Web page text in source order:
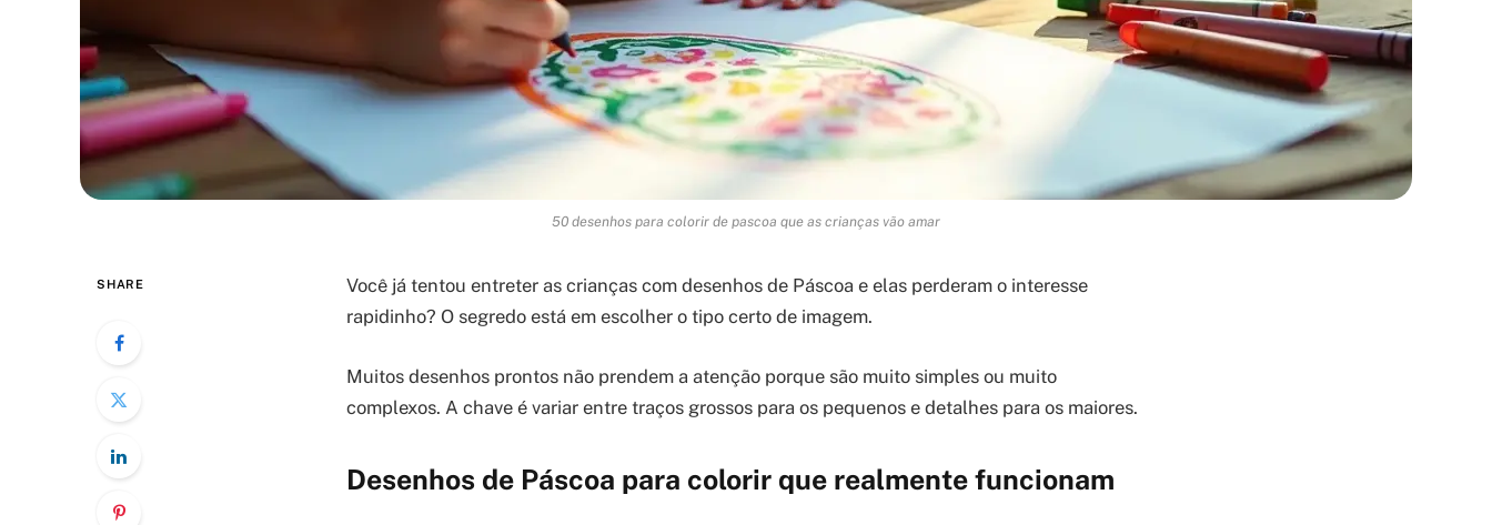
50 desenhos para colorir de pascoa que as crianças vão amar
SHARE
Você já tentou entreter as crianças com desenhos de Páscoa e elas perderam o interesse
rapidinho? O segredo está em escolher o tipo certo de imagem.
Muitos desenhos prontos não prendem a atenção porque são muito simples ou muito
complexos. A chave é variar entre traços grossos para os pequenos e detalhes para os maiores.
Desenhos de Páscoa para colorir que realmente funcionam